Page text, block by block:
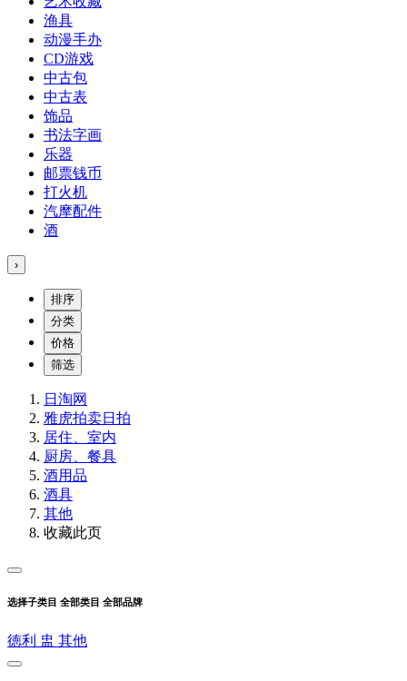
渔具
动漫手办
CD游戏
中古包
中古表
饰品
书法字画
乐器
邮票钱币
打火机
汽摩配件
酒
›
排序
分类
价格
筛选
日淘网
雅虎拍卖日拍
居住、室内
厨房、餐具
酒用品
酒具
其他
收藏此页
选择子类目 全部类目 全部品牌
徳利 盅 其他